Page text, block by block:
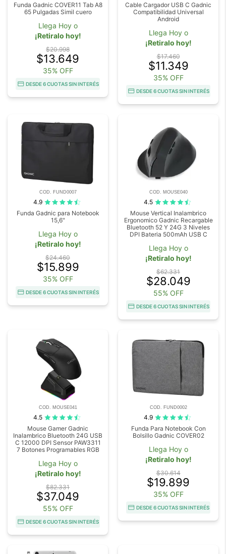
Funda Gadnic COVER11 Tab A8
65 Pulgadas Simil cuero
Llega Hoy o
¡Retiralo hoy!
$20.998
$13.649
35% OFF
DESDE 6 CUOTAS SIN INTERÉS
Cable Cargador USB C Gadnic
Compatibilidad Universal
Android
Llega Hoy o
¡Retiralo hoy!
$17.460
$11.349
35% OFF
DESDE 6 CUOTAS SIN INTERÉS
COD. FUND0007
4.9
Funda Gadnic para Notebook
15,6"
Llega Hoy o
¡Retiralo hoy!
$24.460
$15.899
35% OFF
DESDE 6 CUOTAS SIN INTERÉS
COD. MOUSE040
4.5
Mouse Vertical Inalambrico
Ergonomico Gadnic Recargable
Bluetooth 52 Y 24G 3 Niveles
DPI Bateria 500mAh USB C
Llega Hoy o
¡Retiralo hoy!
$62.331
$28.049
55% OFF
DESDE 6 CUOTAS SIN INTERÉS
COD. MOUSE041
4.5
Mouse Gamer Gadnic
Inalambrico Bluetooth 24G USB
C 12000 DPI Sensor PAW3311
7 Botones Programables RGB
Llega Hoy o
¡Retiralo hoy!
$82.331
$37.049
55% OFF
DESDE 6 CUOTAS SIN INTERÉS
COD. FUND0002
4.9
Funda Para Notebook Con
Bolsillo Gadnic COVER02
Llega Hoy o
¡Retiralo hoy!
$30.614
$19.899
35% OFF
DESDE 6 CUOTAS SIN INTERÉS